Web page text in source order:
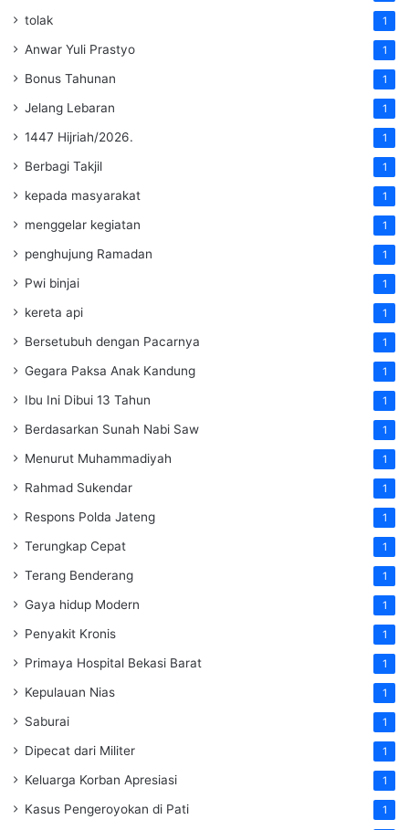
tolak 1
Anwar Yuli Prastyo 1
Bonus Tahunan 1
Jelang Lebaran 1
1447 Hijriah/2026. 1
Berbagi Takjil 1
kepada masyarakat 1
menggelar kegiatan 1
penghujung Ramadan 1
Pwi binjai 1
kereta api 1
Bersetubuh dengan Pacarnya 1
Gegara Paksa Anak Kandung 1
Ibu Ini Dibui 13 Tahun 1
Berdasarkan Sunah Nabi Saw 1
Menurut Muhammadiyah 1
Rahmad Sukendar 1
Respons Polda Jateng 1
Terungkap Cepat 1
Terang Benderang 1
Gaya hidup Modern 1
Penyakit Kronis 1
Primaya Hospital Bekasi Barat 1
Kepulauan Nias 1
Saburai 1
Dipecat dari Militer 1
Keluarga Korban Apresiasi 1
Kasus Pengeroyokan di Pati 1